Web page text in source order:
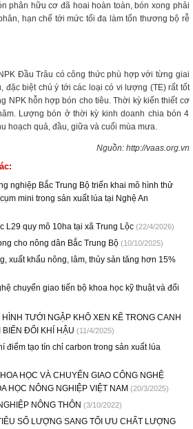
phân hữu cơ đã hoai hoàn toàn, bón xong phải
hạn chế tới mức tối đa làm tổn thương bộ rễ
Đầu Trâu có công thức phù hợp với từng giai
đặc biệt chú ý tới các loại có vi lượng (TE) rất tốt
NPK hỗn hợp bón cho tiêu. Thời kỳ kiến thiết cơ
Lượng bón ở thời kỳ kinh doanh chia bón 4
hoạch quả, đầu, giữa và cuối mùa mưa.
Nguồn: http://vaas.org.vn
nghiệp Bắc Trung Bộ triển khai mô hình thử
mini trong sản xuất lúa tại Nghệ An
L29 quy mô 10ha tại xã Trung Lộc (22/4/2026)
cho nông dân Bắc Trung Bộ (10/10/2025)
xuất khẩu nông, lâm, thủy sản tăng hơn 15%
chuyển giao tiến bộ khoa học kỹ thuật và đổi
TƯỚI NGẬP KHÔ XEN KẼ TRONG CANH
ĐỔI KHÍ HẬU (11/4/2025)
điểm tạo tín chỉ carbon trong sản xuất lúa
HỌC VÀ CHUYỂN GIAO CÔNG NGHỆ
HỌC NÔNG NGHIỆP VIỆT NAM (20/3/2025)
NÔNG THÔN (3/10/2022)
SỐ LƯỢNG SANG TỐI ƯU CHẤT LƯỢNG